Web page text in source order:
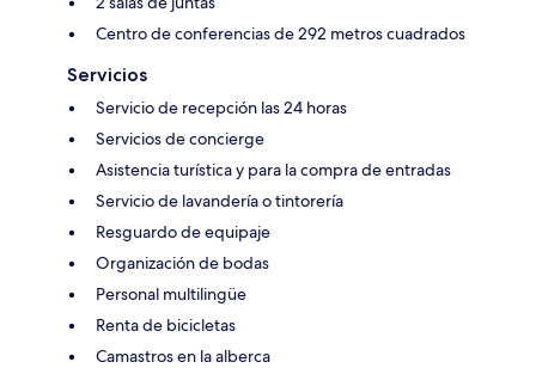
Centro de conferencias de 292 metros cuadrados
Servicios
Servicio de recepción las 24 horas
Servicios de concierge
Asistencia turística y para la compra de entradas
Servicio de lavandería o tintorería
Resguardo de equipaje
Organización de bodas
Personal multilingüe
Renta de bicicletas
Camastros en la alberca